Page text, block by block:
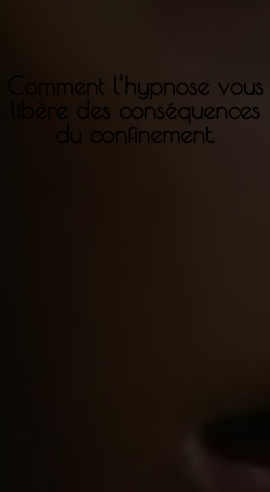
Comment l’hypnose vous
libère des conséquences
du confinement.